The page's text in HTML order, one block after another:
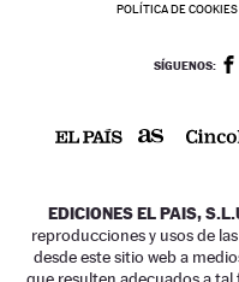
POLÍTICA DE COOKIES
SÍGUENOS:
EDICIONES EL PAIS,
reproducciones y usos de
desde este sitio web a